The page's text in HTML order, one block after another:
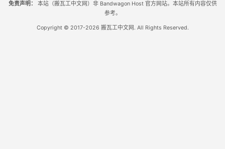
免责声明：
本站（搬瓦工中文网）非 Bandwagon Host 官方网站。本站所有内容仅供
参考。
Copyright © 2017-2026 搬瓦工中文网. All Rights Reserved.